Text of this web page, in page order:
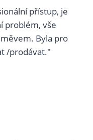
přístup, je
problém, vše
Byla pro
/prodávat."